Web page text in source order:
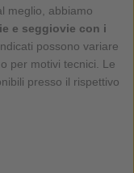
meglio, abbiamo
e seggiovie con i
possono variare
per motivi tecnici. Le
presso il rispettivo